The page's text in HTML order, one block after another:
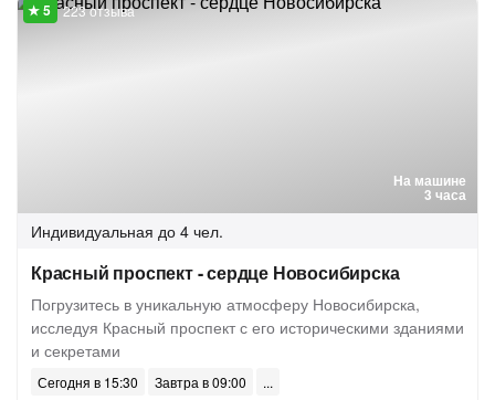
На машине
3 часа
223 отзыва
Индивидуальная до 4 чел.
Красный проспект - сердце Новосибирска
Погрузитесь в уникальную атмосферу Новосибирска,
исследуя Красный проспект с его историческими зданиями
и секретами
Сегодня в 15:30
Завтра в 09:00